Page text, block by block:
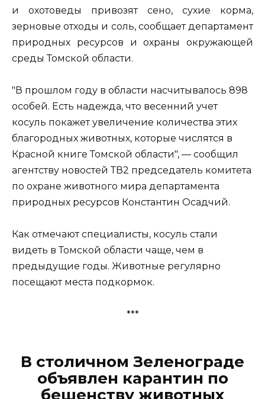
и охотоведы привозят сено, сухие корма,
зерновые отходы и соль, сообщает департамент
природных ресурсов и охраны окружающей
среды Томской области.
"В прошлом году в области насчитывалось 898
особей. Есть надежда, что весенний учет
косуль покажет увеличение количества этих
благородных животных, которые числятся в
Красной книге Томской области", — сообщил
агентству новостей ТВ2 председатель комитета
по охране животного мира департамента
природных ресурсов Константин Осадчий.
Как отмечают специалисты, косуль стали
видеть в Томской области чаще, чем в
предыдущие годы. Животные регулярно
посещают места подкормок.
***
В столичном Зеленограде
объявлен карантин по
бешенству животных